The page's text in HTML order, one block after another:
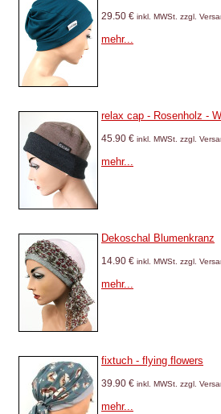
29.50 € inkl. MWSt. zzgl.
mehr...
relax cap - Rosenholz -
45.90 € inkl. MWSt. zzgl.
mehr...
Dekoschal Blumenkranz
14.90 € inkl. MWSt. zzgl.
mehr...
fixtuch - flying flowers
39.90 € inkl. MWSt. zzgl.
mehr...